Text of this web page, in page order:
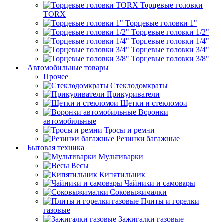
Торцевые головки
TORX
Торцевые головки 1"
Торцевые головки 1/2"
Торцевые головки 1/4"
Торцевые головки 3/4"
Торцевые головки 3/8"
Автомобильные товары
Прочее
Стеклодомкраты
Прикуриватели
Щетки и стекломои
Воронки
автомобильные
Тросы и ремни
Резинки багажные
Бытовая техника
Мультиварки
Весы
Кипятильник
Чайники и самовары
Соковыжималки
Плиты и горелки
газовые
Зажигалки газовые